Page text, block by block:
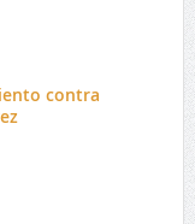
contra